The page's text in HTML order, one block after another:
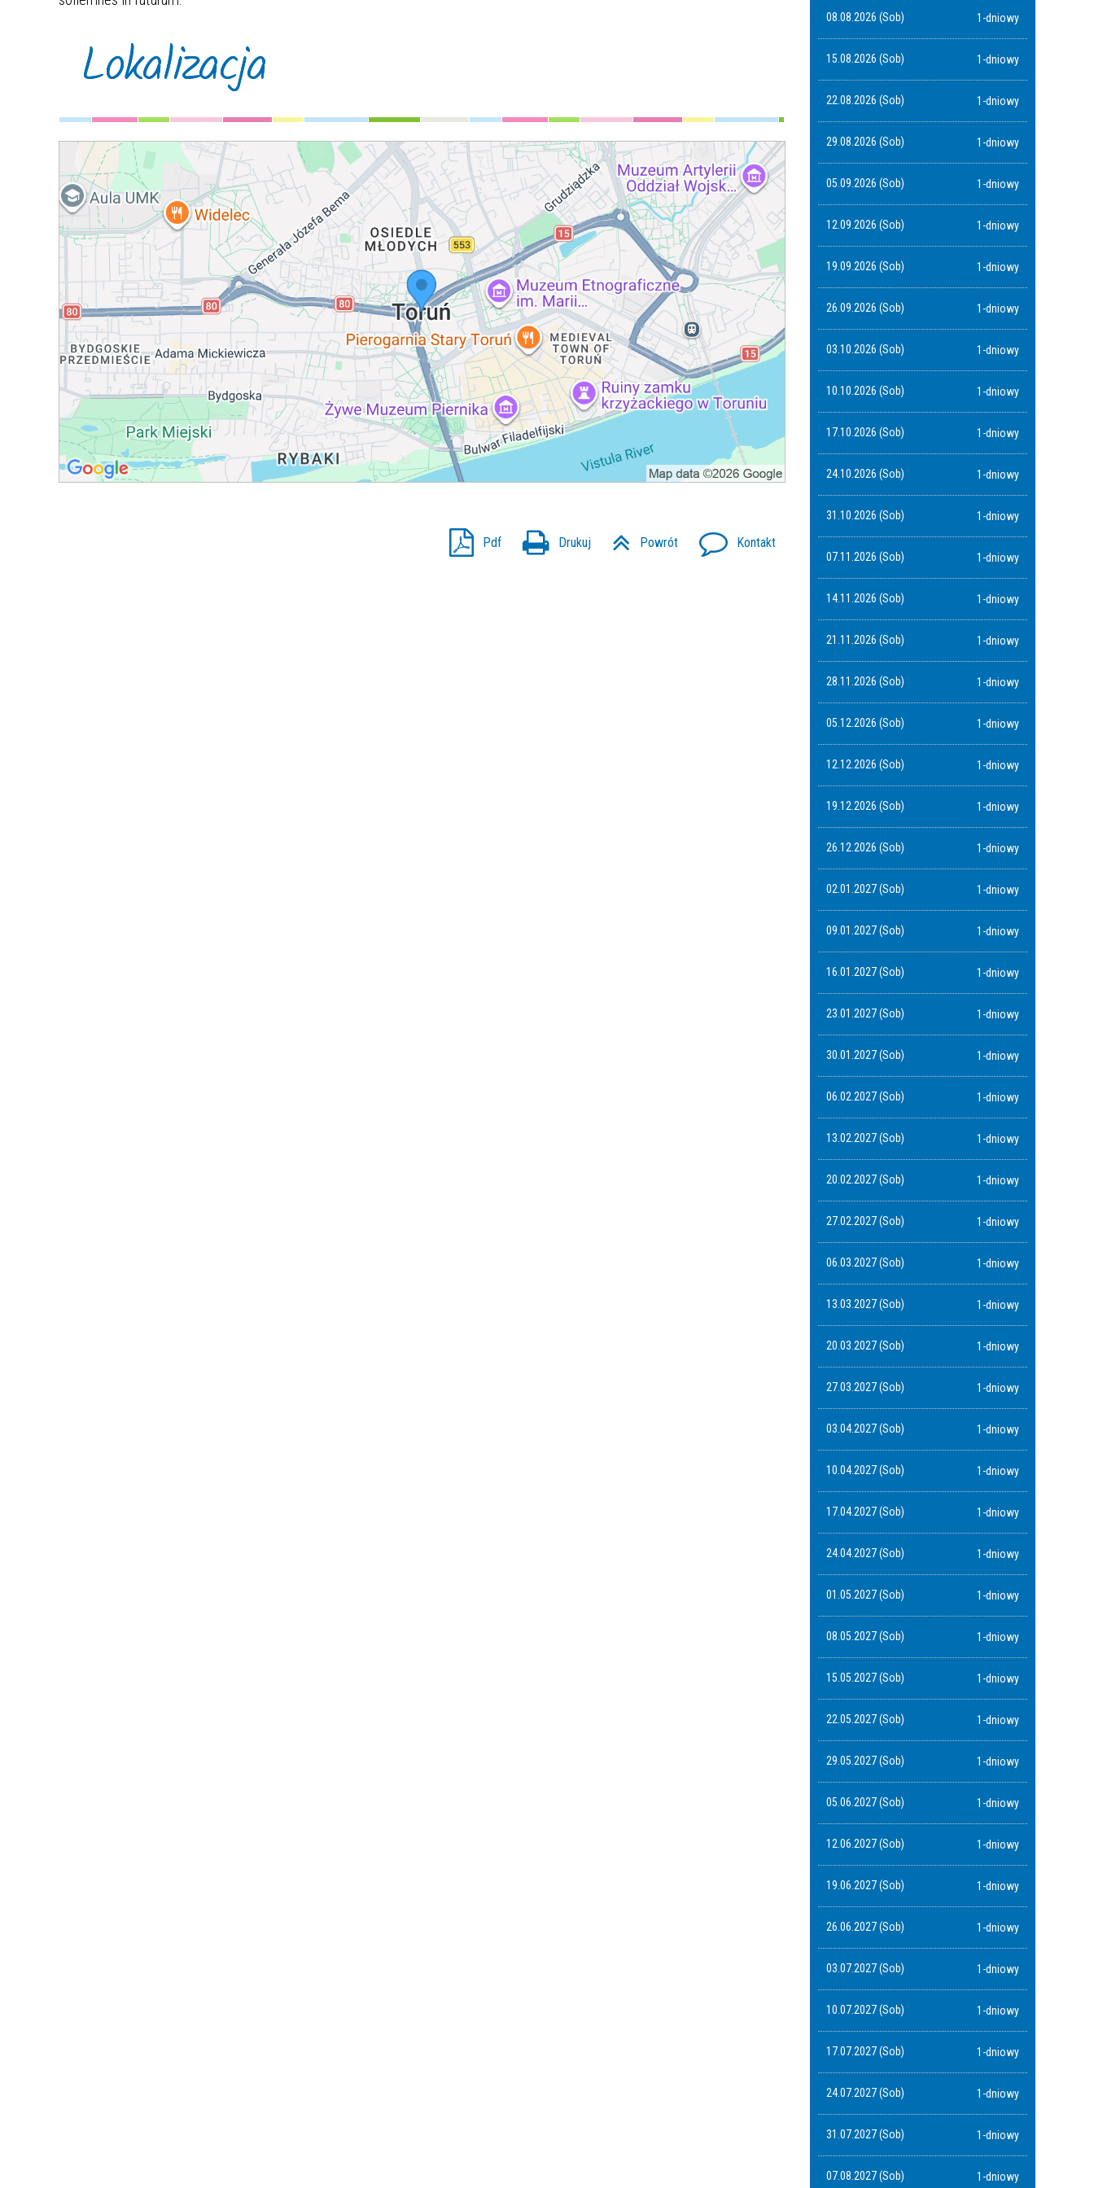
Lokalizacja
Pdf Drukuj Powrót Kontakt
08.08.2026 (Sob) 1-dniowy
15.08.2026 (Sob) 1-dniowy
22.08.2026 (Sob) 1-dniowy
29.08.2026 (Sob) 1-dniowy
05.09.2026 (Sob) 1-dniowy
12.09.2026 (Sob) 1-dniowy
19.09.2026 (Sob) 1-dniowy
26.09.2026 (Sob) 1-dniowy
03.10.2026 (Sob) 1-dniowy
10.10.2026 (Sob) 1-dniowy
17.10.2026 (Sob) 1-dniowy
24.10.2026 (Sob) 1-dniowy
31.10.2026 (Sob) 1-dniowy
07.11.2026 (Sob) 1-dniowy
14.11.2026 (Sob) 1-dniowy
21.11.2026 (Sob) 1-dniowy
28.11.2026 (Sob) 1-dniowy
05.12.2026 (Sob) 1-dniowy
12.12.2026 (Sob) 1-dniowy
19.12.2026 (Sob) 1-dniowy
26.12.2026 (Sob) 1-dniowy
02.01.2027 (Sob) 1-dniowy
09.01.2027 (Sob) 1-dniowy
16.01.2027 (Sob) 1-dniowy
23.01.2027 (Sob) 1-dniowy
30.01.2027 (Sob) 1-dniowy
06.02.2027 (Sob) 1-dniowy
13.02.2027 (Sob) 1-dniowy
20.02.2027 (Sob) 1-dniowy
27.02.2027 (Sob) 1-dniowy
06.03.2027 (Sob) 1-dniowy
13.03.2027 (Sob) 1-dniowy
20.03.2027 (Sob) 1-dniowy
27.03.2027 (Sob) 1-dniowy
03.04.2027 (Sob) 1-dniowy
10.04.2027 (Sob) 1-dniowy
17.04.2027 (Sob) 1-dniowy
24.04.2027 (Sob) 1-dniowy
01.05.2027 (Sob) 1-dniowy
08.05.2027 (Sob) 1-dniowy
15.05.2027 (Sob) 1-dniowy
22.05.2027 (Sob) 1-dniowy
29.05.2027 (Sob) 1-dniowy
05.06.2027 (Sob) 1-dniowy
12.06.2027 (Sob) 1-dniowy
19.06.2027 (Sob) 1-dniowy
26.06.2027 (Sob) 1-dniowy
03.07.2027 (Sob) 1-dniowy
10.07.2027 (Sob) 1-dniowy
17.07.2027 (Sob) 1-dniowy
24.07.2027 (Sob) 1-dniowy
31.07.2027 (Sob) 1-dniowy
07.08.2027 (Sob) 1-dniowy